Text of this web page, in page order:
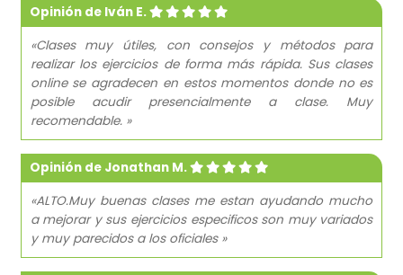
Opinión de Iván E.
«Clases muy útiles, con consejos y métodos para
realizar los ejercicios de forma más rápida. Sus clases
online se agradecen en estos momentos donde no es
posible acudir presencialmente a clase. Muy
recomendable. »
Opinión de Jonathan M.
«ALTO.Muy buenas clases me estan ayudando mucho
a mejorar y sus ejercicios especificos son muy variados
y muy parecidos a los oficiales »